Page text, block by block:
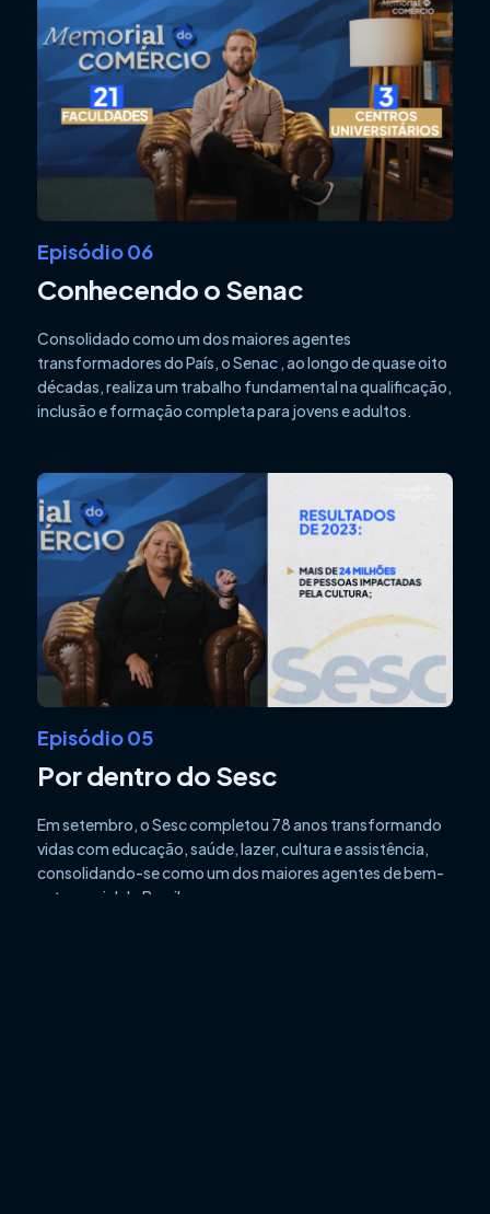
Episódio 06
Conhecendo o Senac
Consolidado como um dos maiores agentes
transformadores do País, o Senac , ao longo de quase oito
décadas, realiza um trabalho fundamental na qualificação,
inclusão e formação completa para jovens e adultos.
Episódio 05
Por dentro do Sesc
Em setembro, o Sesc completou 78 anos transformando
vidas com educação, saúde, lazer, cultura e assistência,
consolidando-se como um dos maiores agentes de bem-
estar social do Brasil.